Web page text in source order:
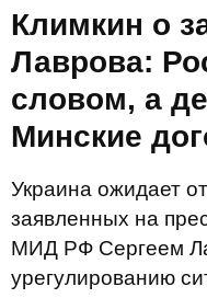
Климкин о
Лаврова:
словом, а
Минские
Украина ожидает
заявленных на
МИД РФ Сергеем
урегулированию